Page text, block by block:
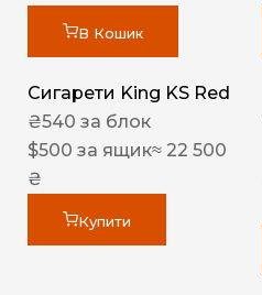
В Кошик
Сигарети King KS Red
₴540 за блок
$500 за ящик≈ 22 500
₴
Купити